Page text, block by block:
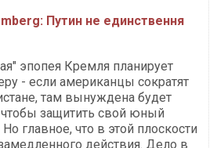
Путин не единствення
эпопея Кремля планирует
- если американцы сократят
там вынуждена будет
чтобы защитить свой юный
главное, что в этой плоскости
действия. Дело в